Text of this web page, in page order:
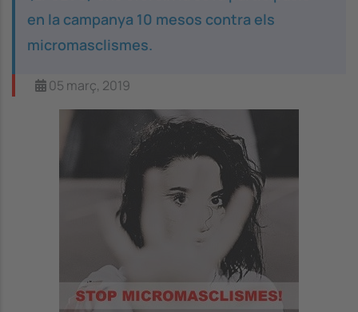
en la campanya 10 mesos contra els
micromasclismes.
05 març, 2019